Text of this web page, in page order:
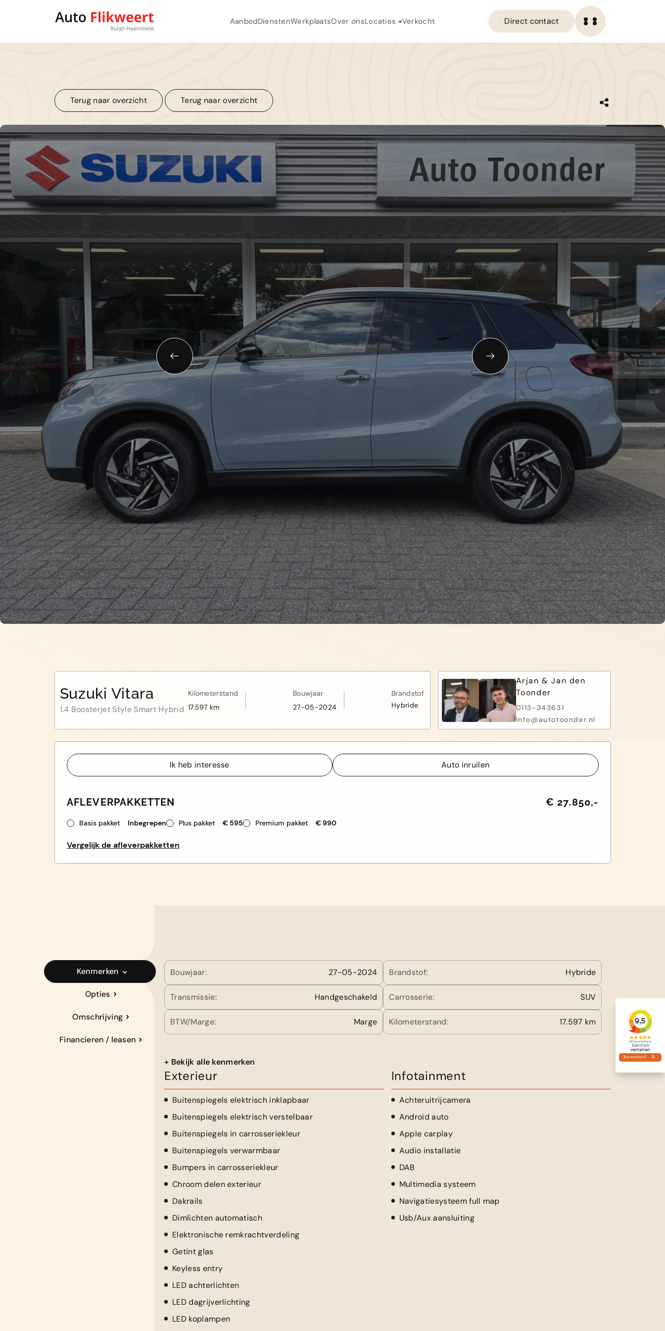
AanbodDienstenWerkplaatsOver onsLocaties Verkocht
Direct contact
HOME
OVER ONS
VERKOCHT
CONTACT
0111-653151
Algemeen:info@autoflikweert.nl
De Roterij 5 4328 BB Burgh-Haamstede
Terug naar overzicht
Terug naar overzicht
Suzuki Vitara
1.4 Boosterjet Style Smart Hybrid
Kilometerstand
17.597 km
Bouwjaar
27-05-2024
Brandstof
Hybride
Arjan & Jan den
Toonder
0113-343631
info@autotoonder.nl
Ik heb interesse
Auto inruilen
AFLEVERPAKKETTEN € 27.850,-
Basis pakket Inbegrepen Plus pakket € 595 Premium pakket € 990
Vergelijk de afleverpakketten
Kenmerken
Opties
Omschrijving
Financieren / leasen
Bouwjaar: 27-05-2024 Brandstof: Hybride
Transmissie: Handgeschakeld Carrosserie: SUV
BTW/Marge: Marge Kilometerstand: 17.597 km
+ Bekijk alle kenmerken
Exterieur
Buitenspiegels elektrisch inklapbaar
Buitenspiegels elektrisch verstelbaar
Buitenspiegels in carrosseriekleur
Buitenspiegels verwarmbaar
Bumpers in carrosseriekleur
Chroom delen exterieur
Dakrails
Dimlichten automatisch
Elektronische remkrachtverdeling
Getint glas
Keyless entry
LED achterlichten
LED dagrijverlichting
LED koplampen
Infotainment
Achteruitrijcamera
Android auto
Apple carplay
Audio installatie
DAB
Multimedia systeem
Navigatiesysteem full map
Usb/Aux aansluiting